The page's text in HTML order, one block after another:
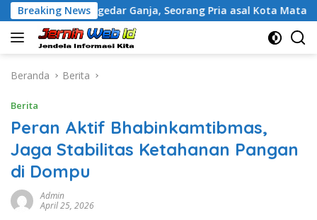
Langsung
ke
konten
Breaking News
Pengedar Ganja, Seorang Pria asal Kota Mataram
Beranda Berita
Berita
Peran Aktif Bhabinkamtibmas,
Jaga Stabilitas Ketahanan Pangan
di Dompu
Admin
April 25, 2026